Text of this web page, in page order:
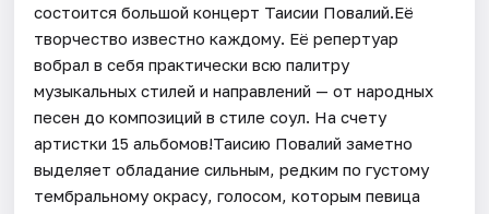
состоится большой концерт Таисии Повалий.Её
творчество известно каждому. Её репертуар
вобрал в себя практически всю палитру
музыкальных стилей и направлений — от народных
песен до композиций в стиле соул. На счету
артистки 15 альбомов!Таисию Повалий заметно
выделяет обладание сильным, редким по густому
тембральному окрасу, голосом, которым певица